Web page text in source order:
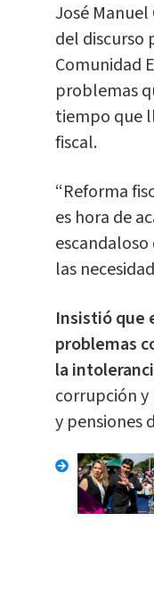
José
del discurso
Comunidad
problemas
tiempo que
fiscal.
“Reforma
es hora de
las
Insistió que
problemas
la
corrupción y
y pensiones